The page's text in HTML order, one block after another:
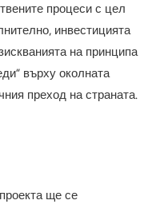
процеси с цел
инвестицията
на принципа
върху околната
преход на страната.
ще се